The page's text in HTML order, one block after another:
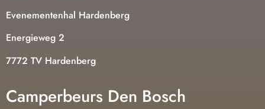
Evenementenhal Hardenberg
Energieweg 2
7772 TV Hardenberg
Camperbeurs Den Bosch